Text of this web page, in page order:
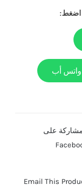
اضغط:
واتس أب
على
Email This